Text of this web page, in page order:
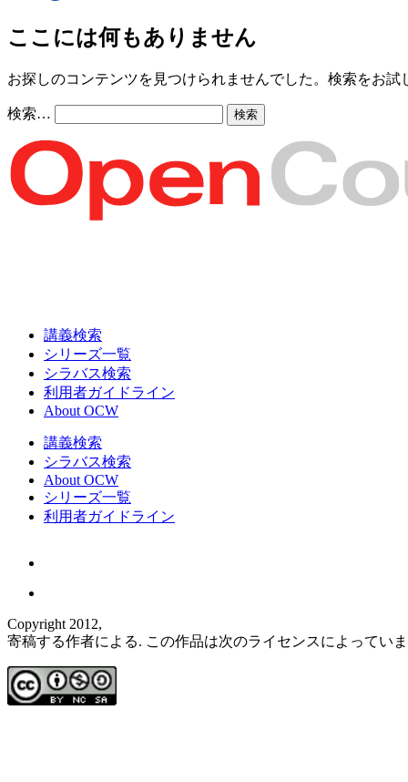
ここには何もありません
お探しのコンテンツを見つけられませんでした。検索をお試
検索…
講義検索
シリーズ一覧
シラバス検索
利用者ガイドライン
About OCW
講義検索
シラバス検索
About OCW
シリーズ一覧
利用者ガイドライン
Copyright 2012,
寄稿する作者による. この作品は次のライセンスによってい